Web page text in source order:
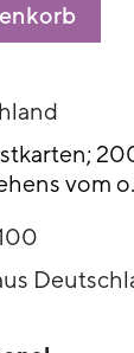
vom